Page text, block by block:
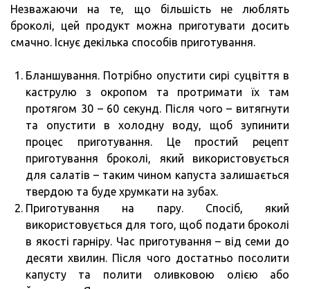
Незважаючи на те, що більшість не люблять
броколі, цей продукт можна приготувати досить
смачно. Існує декілька способів приготування.
Бланшування. Потрібно опустити сирі суцвіття в
каструлю з окропом та протримати їх там
протягом 30 – 60 секунд. Після чого – витягнути
та опустити в холодну воду, щоб зупинити
процес приготування. Це простий рецепт
приготування броколі, який використовується
для салатів – таким чином капуста залишається
твердою та буде хрумкати на зубах.
Приготування на пару. Спосіб, який
використовується для того, щоб подати броколі
в якості гарніру. Час приготування – від семи до
десяти хвилин. Після чого достатньо посолити
капусту та полити оливковою олією або